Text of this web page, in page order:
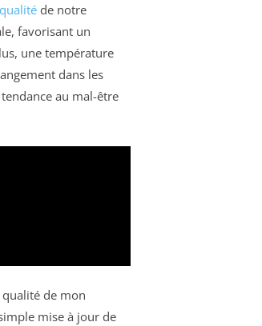
qualité de notre
favorisant un
une température
dans les
au mal-être
qualité de mon
mise à jour de